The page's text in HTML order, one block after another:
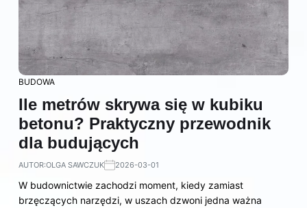
BUDOWA
Ile metrów skrywa się w kubiku
betonu? Praktyczny przewodnik
dla budujących
AUTOR:OLGA SAWCZUK 2026-03-01
W budownictwie zachodzi moment, kiedy zamiast
brzęczących narzędzi, w uszach dzwoni jedna ważna